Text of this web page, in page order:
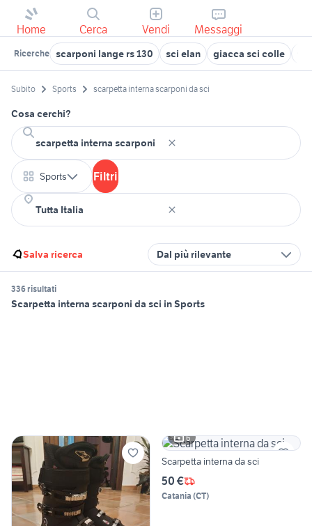
Home Cerca Vendi Messaggi
Ricerche scarponi lange rs 130 sci elan giacca sci colle
Subito Sports scarpetta interna scarponi da sci
Cosa cerchi?
Sports Filtri
Salva ricerca Dal più rilevante
336 risultati
Scarpetta interna scarponi da sci in Sports
6
Scarpetta interna da sci
50 €
Catania (CT)